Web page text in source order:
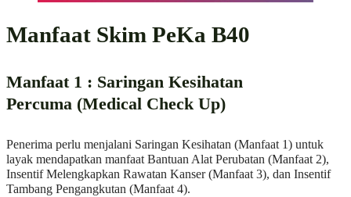
Manfaat Skim PeKa B40
Manfaat 1 : Saringan Kesihatan
Percuma (Medical Check Up)
Penerima perlu menjalani Saringan Kesihatan (Manfaat 1) untuk
layak mendapatkan manfaat Bantuan Alat Perubatan (Manfaat 2),
Insentif Melengkapkan Rawatan Kanser (Manfaat 3), dan Insentif
Tambang Pengangkutan (Manfaat 4).